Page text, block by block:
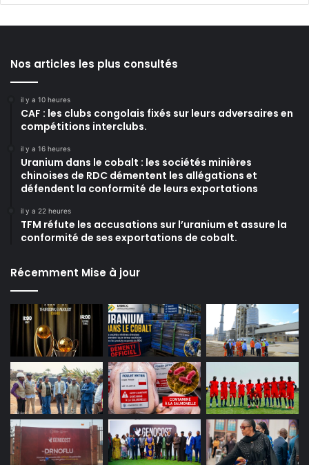
Nos articles les plus consultés
il y a 10 heures
CAF : les clubs congolais fixés sur leurs adversaires en
compétitions interclubs.
il y a 16 heures
Uranium dans le cobalt : les sociétés minières
chinoises de RDC démentent les allégations et
défendent la conformité de leurs exportations
il y a 22 heures
TFM réfute les accusations sur l’uranium et assure la
conformité de ses exportations de cobalt.
Récemment Mise à jour